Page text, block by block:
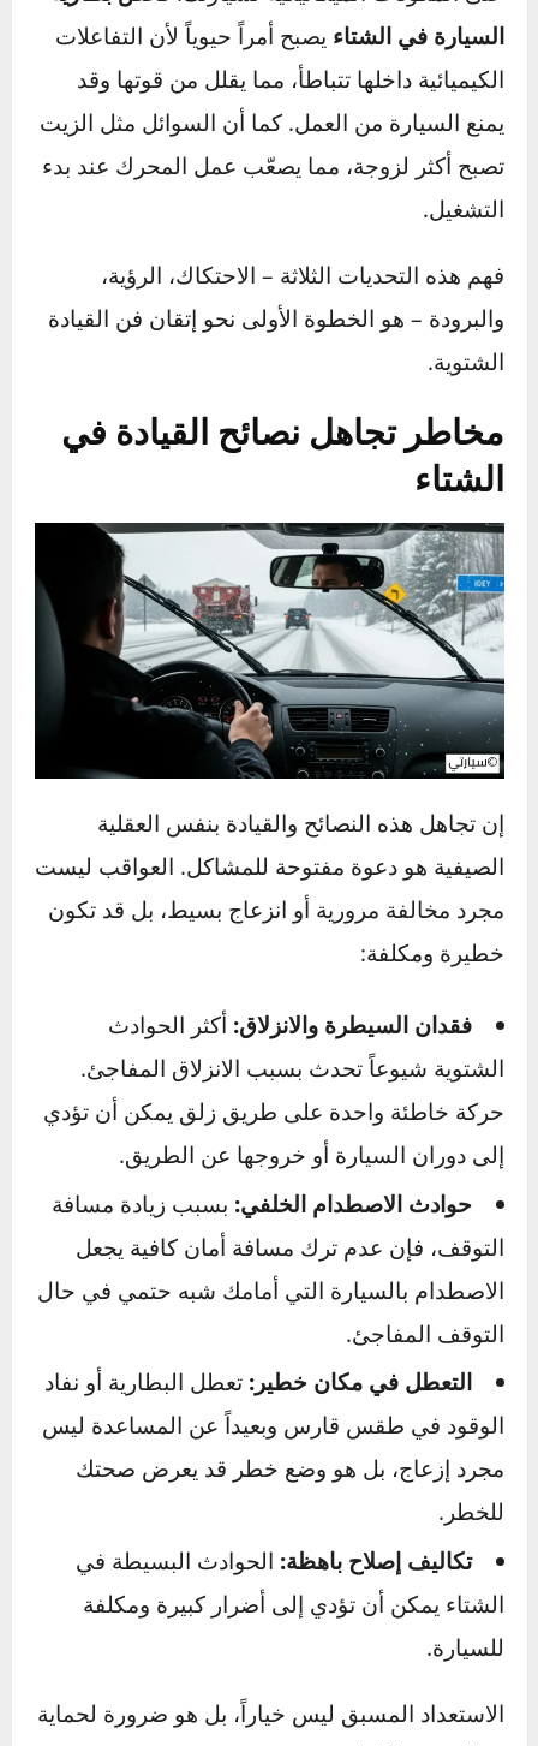
تقلل من مدى رؤيتك بشكل كبير. قد لا ترى العوائق
أو السيارات الأخرى إلا في اللحظة الأخيرة، مما
يقلل من وقت رد فعلك بشكل خطير.
تأثير البرودة الشديدة:الطقس البارد يؤثر سلباً
على المكونات الميكانيكية لسيارتك.
السيارة في الشتاء
يصبح أمراً حيوياً لأن التفاعلات
الكيميائية داخلها تتباطأ، مما يقلل من قوتها وقد
يمنع السيارة من العمل. كما أن السوائل مثل الزيت
التشغيل.
فهم هذه التحديات الثلاثة – الاحتكاك، الرؤية،
والبرودة – هو الخطوة الأولى نحو إتقان فن القيادة
الشتوية.
مخاطر تجاهل نصائح القيادة في
الشتاء
إن تجاهل هذه النصائح والقيادة بنفس العقلية
الصيفية هو دعوة مفتوحة للمشاكل. العواقب ليست
خطيرة ومكلفة:
فقدان السيطرة والانزلاق:أكثر الحوادث
الشتوية شيوعاً تحدث بسبب الانزلاق المفاجئ.
حركة خاطئة واحدة على طريق زلق يمكن أن تؤدي
إلى دوران السيارة أو خروجها عن الطريق.
حوادث الاصطدام الخلفي: بسبب زيادة مسافة
الاصطدام بالسيارة التي أمامك شبه حتمي في حال
التوقف المفاجئ.
الوقود في طقس قارس وبعيداً عن المساعدة ليس